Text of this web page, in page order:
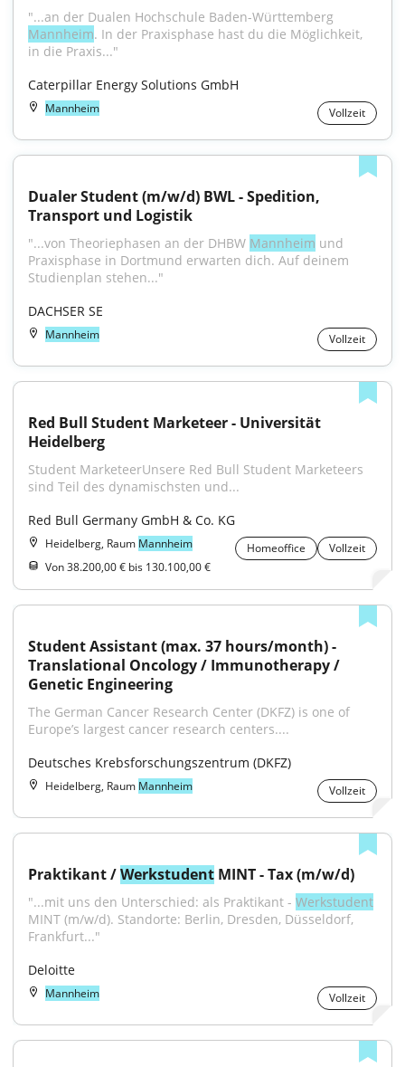
Mannheim. In der Praxisphase hast du die Möglichkeit,
in die Praxis..."
Caterpillar Energy Solutions GmbH
Mannheim Vollzeit
Dualer Student (m/w/d) BWL - Spedition,
Transport und Logistik
"...von Theoriephasen an der DHBW Mannheim und
Praxisphase in Dortmund erwarten dich. Auf deinem
Studienplan stehen..."
DACHSER SE
Mannheim Vollzeit
Red Bull Student Marketeer - Universität
Heidelberg
Student MarketeerUnsere Red Bull Student Marketeers
sind Teil des dynamischsten und...
Red Bull Germany GmbH & Co. KG
Heidelberg, Raum Mannheim Homeoffice
Vollzeit
Von 38.200,00 € bis 130.100,00 €
Student Assistant (max. 37 hours/month) -
Translational Oncology / Immunotherapy /
Genetic Engineering
The German Cancer Research Center (DKFZ) is one of
Europe’s largest cancer research centers....
Deutsches Krebsforschungszentrum (DKFZ)
Heidelberg, Raum Mannheim Vollzeit
Praktikant / Werkstudent MINT - Tax (m/w/d)
"...mit uns den Unterschied: als Praktikant - Werkstudent
MINT (m/w/d). Standorte: Berlin, Dresden, Düsseldorf,
Frankfurt..."
Deloitte
Mannheim Vollzeit